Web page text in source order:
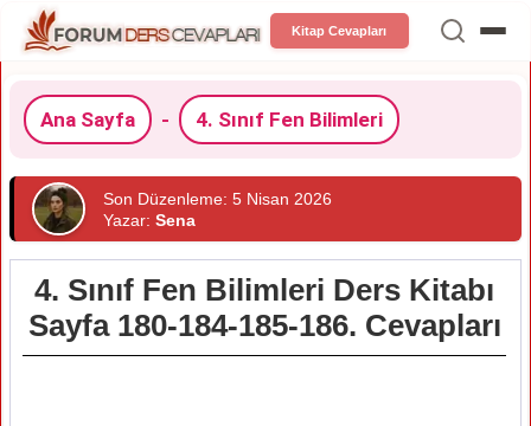
Kitap Cevapları
Ana Sayfa - 4. Sınıf Fen Bilimleri
Son Düzenleme: 5 Nisan 2026
Yazar: Sena
4. Sınıf Fen Bilimleri Ders Kitabı
Sayfa 180-184-185-186. Cevapları